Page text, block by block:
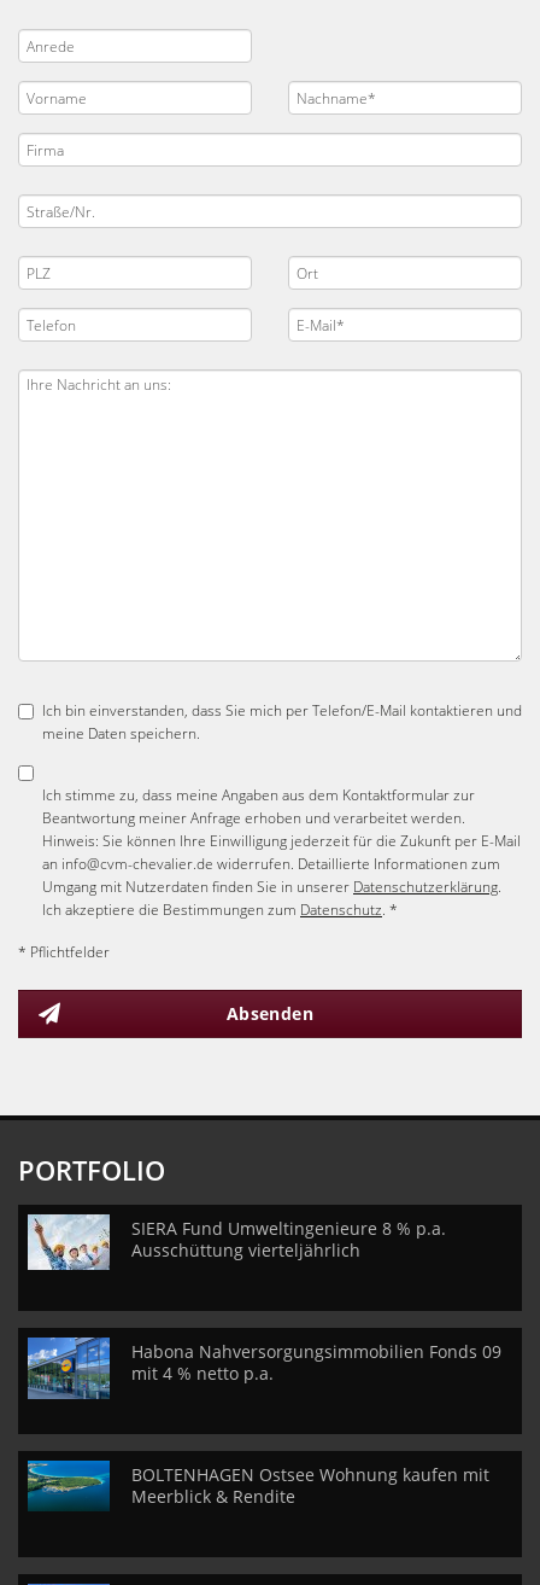
Ich bin einverstanden, dass Sie mich per Telefon/E-Mail kontaktieren und
meine Daten speichern.
Ich stimme zu, dass meine Angaben aus dem Kontaktformular zur
Beantwortung meiner Anfrage erhoben und verarbeitet werden.
Hinweis: Sie können Ihre Einwilligung jederzeit für die Zukunft per E-Mail
an info@cvm-chevalier.de widerrufen. Detaillierte Informationen zum
Umgang mit Nutzerdaten finden Sie in unserer Datenschutzerklärung.
Ich akzeptiere die Bestimmungen zum Datenschutz. *
* Pflichtfelder
Absenden
PORTFOLIO
SIERA Fund Umweltingenieure 8 % p.a.
Ausschüttung vierteljährlich
Habona Nahversorgungsimmobilien Fonds 09
mit 4 % netto p.a.
BOLTENHAGEN Ostsee Wohnung kaufen mit
Meerblick & Rendite